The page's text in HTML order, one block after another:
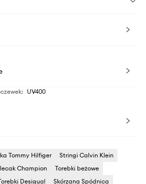
: UV400
Tommy Hilfiger
Stringi Calvin Klein
Champion
Torebki beżowe
Desigual Skórzana Spódnica